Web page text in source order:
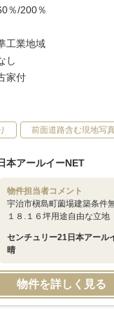
％/200％
工業地域
し
家付
前面道路含む現地写
本アールイーNET
物件担当者コメント
宇治市槇島町薗場建築条件
１８.１６坪用途自由な立地
センチュリー21日本アー
晴
物件を詳しく見る